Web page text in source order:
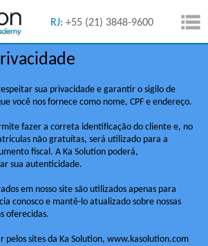
RJ: +55 (21) 3848-9600
sua privacidade e garantir o sigilo de
você nos fornece como nome, CPF e endereço.
fazer a correta identificação do cliente e, no
não gratuítas, será utilizado para a
fiscal. A Ka Solution poderá,
sua autenticidade.
em nosso site são utilizados apenas para
conosco e mantê-lo atualizado sobre nossas
oferecidas.
pelos sites da Ka Solution, www.kasolution.com